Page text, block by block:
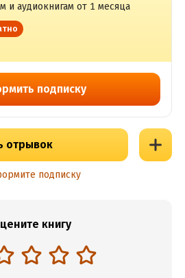
и аудиокнигам от 1 месяца
подписку
отрывок
подписку
книгу